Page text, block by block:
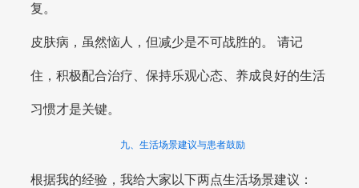
复。
皮肤病，虽然恼人，但减少是不可战胜的。 请记
住，积极配合治疗、保持乐观心态、养成良好的生活
习惯才是关键。
九、生活场景建议与患者鼓励
根据我的经验，我给大家以下两点生活场景建议：